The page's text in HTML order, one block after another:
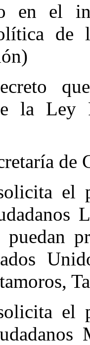
en el
de
la Ley
de
el
puedan
el